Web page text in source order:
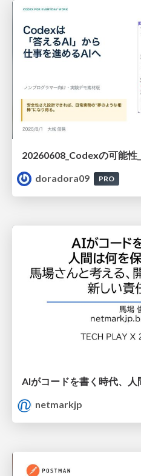
doradora09
PRO
netmarkjp